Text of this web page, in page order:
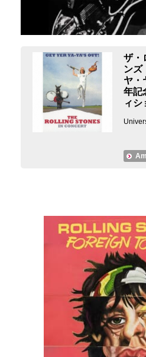
ザ・
ンズ
ヤ・
年記
ィシ